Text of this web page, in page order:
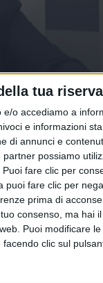
tua
e/o accediamo a
e informazioni
di annunci e
possiamo
fare clic per
puoi fare clic per
prima di
consenso, ma
Puoi modificare
clic sul
il